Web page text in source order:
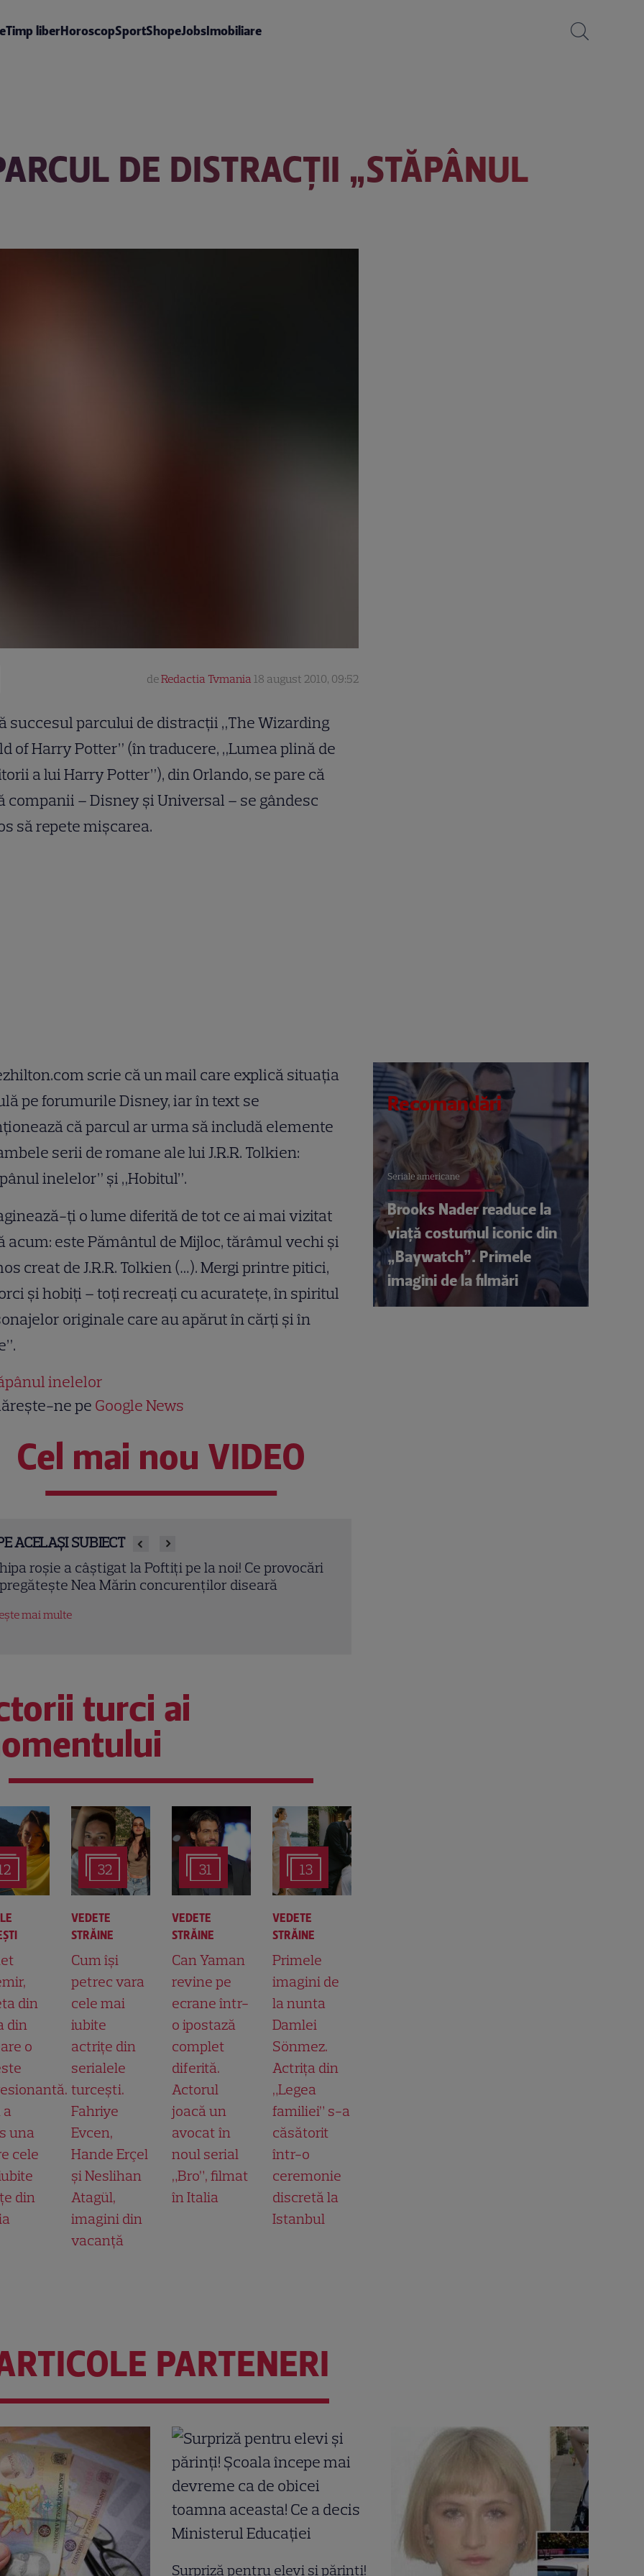
Timp liberHoroscopSportShopeJobsImobiliare
DE DISTRACŢII „STĂPÂNUL
deRedactia Tvmania 18 august 2010, 09:52
succesul parcului de distracţii „The Wizarding
of Harry Potter” (în traducere, „Lumea plină de
a lui Harry Potter”), din Orlando, se pare că
companii – Disney şi Universal – se gândesc
să repete mişcarea.
scrie că un mail care explică situaţia
pe forumurile Disney, iar în text se
că parcul ar urma să includă elemente
serii de romane ale lui J.R.R. Tolkien:
inelelor” şi „Hobitul”.
ţi o lume diferită de tot ce ai mai vizitat
acum: este Pământul de Mijloc, tărâmul vechi şi
creat de J.R.R. Tolkien (…). Mergi printre pitici,
şi hobiţi – toţi recreaţi cu acurateţe, în spiritul
originale care au apărut în cărţi şi în
inelelor
ne pe Google News
Cel mai nou VIDEO
ACELAȘI SUBIECT
TV ale săptămânii 27 iulie – 2 august!
Walking Dead: Dead City”, filme HBO și telenovele
turci ai
din
din
o
a
una
cele
din
32
VEDETE
STRĂINE
Cum își
petrec vara
cele mai
iubite
actrițe din
serialele
turcești.
Fahriye
Evcen,
Hande Erçel
și Neslihan
Atagül,
imagini din
vacanță
31
VEDETE
STRĂINE
Can Yaman
revine pe
ecrane într-
o ipostază
complet
diferită.
Actorul
joacă un
avocat în
noul serial
„Bro”, filmat
în Italia
13
VEDETE
STRĂINE
Primele
imagini de
la nunta
Damlei
Sönmez.
Actrița din
„Legea
familiei” s-a
căsătorit
într-o
ceremonie
discretă la
Istanbul
Recomandări
Seriale americane
Brooks Nader readuce la
viață costumul iconic din
„Baywatch”. Primele
imagini de la filmări
PARTENERI
Surpriză pentru elevi și părinți!